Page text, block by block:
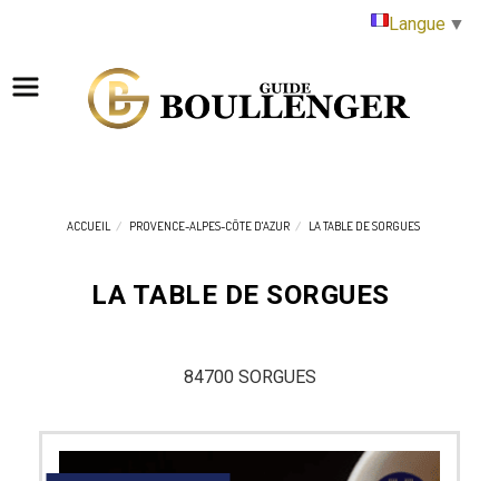
ACCUEIL PROVENCE-ALPES-CÔTE D'AZUR LA TABLE DE SORGUES
LA TABLE DE SORGUES
84700 SORGUES
Langue ▼